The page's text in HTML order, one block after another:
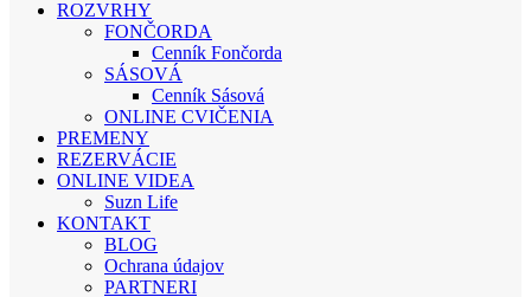
ROZVRHY
FONČORDA
Cenník Fončorda
SÁSOVÁ
Cenník Sásová
ONLINE CVIČENIA
PREMENY
REZERVÁCIE
ONLINE VIDEA
Suzn Life
KONTAKT
BLOG
Ochrana údajov
PARTNERI